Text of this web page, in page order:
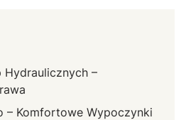
Hydraulicznych –
– Komfortowe Wypoczynki